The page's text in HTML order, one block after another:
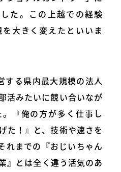
た。この上越での経験
大きく変えたといいま
する県内最大規模の法人
活みたいに競い合いなが
『俺の方が多く仕事し
た！』と、技術や速さを
れまでの『おじいちゃん
』とは全く違う活気のあ